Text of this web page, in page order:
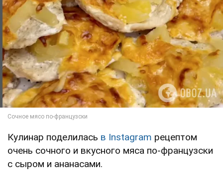
Кулинар поделилась в Instagram рецептом
очень сочного и вкусного мяса по-французски
с сыром и ананасами.